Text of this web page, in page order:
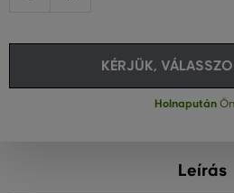
KÉRJÜK,
Holnapután
Leírás